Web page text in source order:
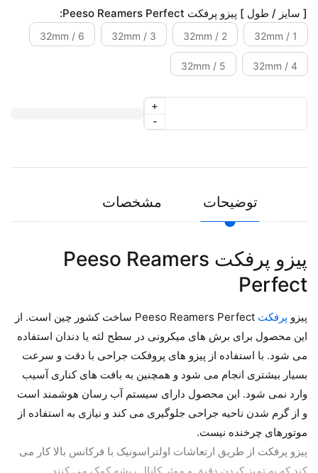
[ سایز / طول ] پیزو پرفکت Peeso Reamers Perfect:
1 / 32mm
2 / 32mm
3 / 32mm
6 / 32mm
4 / 32mm
5 / 32mm
-
+
توضیحات مشخصات
پیزو پرفکت Peeso Reamers
Perfect
پیزو پرفکت
Peeso Reamers Perfect ساخت کشور چین است. از
این محصول برای برش های میکرونی در سطح لثه یا دندان استفاده
می شود. با استفاده از پیزو های پروفکت جراحی با دقت و سرعت
بسیار بیشتری انجام می شود و همچنین به بافت های کناری آسیب
وارد نمی شود. این محصول دارای سیستم آب رسان هوشمند است
و از گرم شدن ناحیه جراحی جلوگیری می کند و نیازی به استفاده از
موتورهای چرخنده نیست.
پیزو پرفکت از طریق ارتعاشات اولتراسونیک با فرکانس بالا کار می